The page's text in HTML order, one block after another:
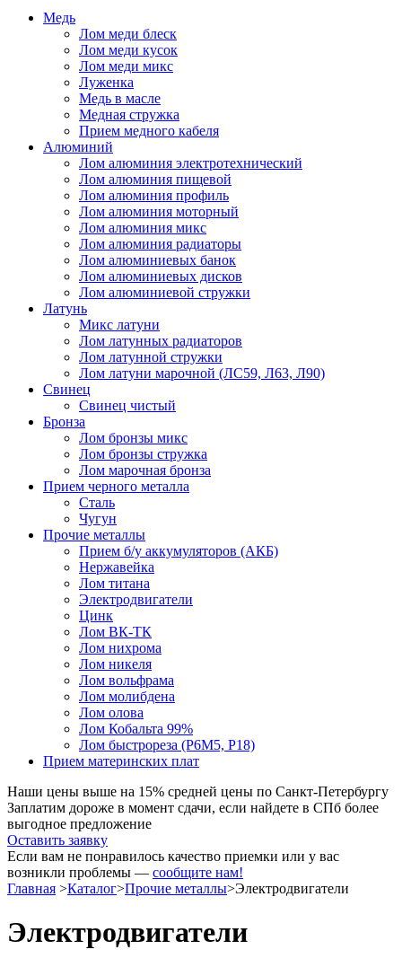
Медь
Лом меди блеск
Лом меди кусок
Лом меди микс
Луженка
Медь в масле
Медная стружка
Прием медного кабеля
Алюминий
Лом алюминия электротехнический
Лом алюминия пищевой
Лом алюминия профиль
Лом алюминия моторный
Лом алюминия микс
Лом алюминия радиаторы
Лом алюминиевых банок
Лом алюминиевых дисков
Лом алюминиевой стружки
Латунь
Микс латуни
Лом латунных радиаторов
Лом латунной стружки
Лом латуни марочной (ЛС59, Л63, Л90)
Свинец
Свинец чистый
Бронза
Лом бронзы микс
Лом бронзы стружка
Лом марочная бронза
Прием черного металла
Сталь
Чугун
Прочие металлы
Прием б/у аккумуляторов (АКБ)
Нержавейка
Лом титана
Электродвигатели
Цинк
Лом ВК-ТК
Лом нихрома
Лом никеля
Лом вольфрама
Лом молибдена
Лом олова
Лом Кобальта 99%
Лом быстрореза (Р6М5, Р18)
Прием материнских плат
Наши цены выше на 15% средней цены по Санкт-Петербургу
Заплатим дороже в момент сдачи, если найдете в СПб более
выгодное предложение
Оставить заявку
Если вам не понравилось качество приемки или у вас
возникли проблемы — сообщите нам!
Главная >Каталог>Прочие металлы>Электродвигатели
Электродвигатели